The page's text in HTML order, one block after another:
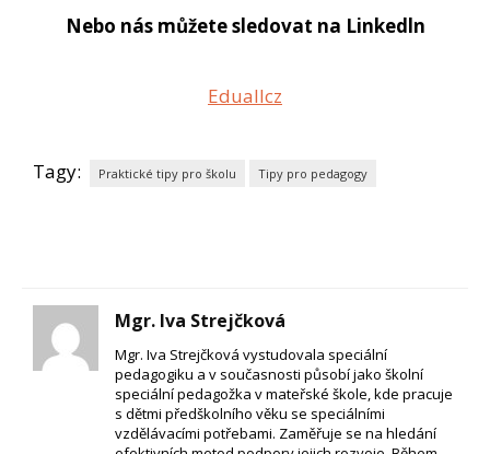
Nebo nás můžete sledovat na Linkedln
Eduallcz
Tagy: Praktické tipy pro školu Tipy pro pedagogy
Mgr. Iva Strejčková
Mgr. Iva Strejčková vystudovala speciální
pedagogiku a v současnosti působí jako školní
speciální pedagožka v mateřské škole, kde pracuje
s dětmi předškolního věku se speciálními
vzdělávacími potřebami. Zaměřuje se na hledání